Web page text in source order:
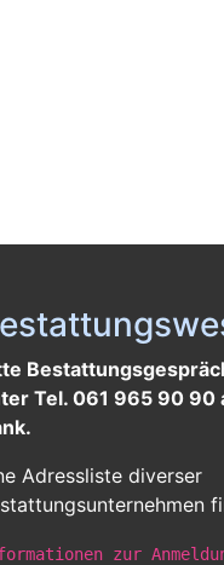
Tel. 061 965 90 90
Adressliste diverser
zur